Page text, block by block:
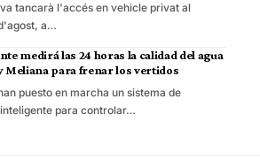
tancarà l'accés en vehicle privat al
a…
medirá las 24 horas la calidad del agua
Meliana para frenar los vertidos
puesto en marcha un sistema de
para controlar…